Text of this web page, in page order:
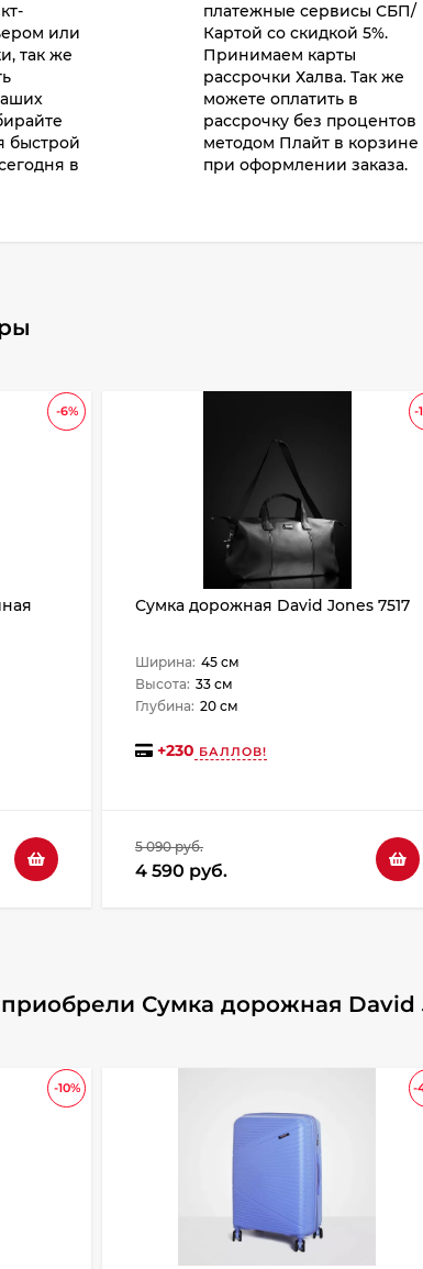
или
так же
быстрой
в
платежные сервисы СБП/
Картой со скидкой 5%.
Принимаем карты
рассрочки Халва. Так же
можете оплатить в
рассрочку без процентов
методом Плайт в корзине
при оформлении заказа.
-6% -
Сумка дорожная David Jones 7517
Ширина: 45 см
Высота: 33 см
Глубина: 20 см
+230 БАЛЛОВ!
5 090 руб.
4 590 руб.
Сумка дорожная David
-10% -